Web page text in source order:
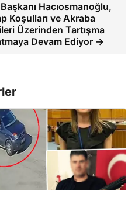
Hacıosmanoğlu,
Koşulları ve Akraba
Üzerinden Tartışma
Devam Ediyor →